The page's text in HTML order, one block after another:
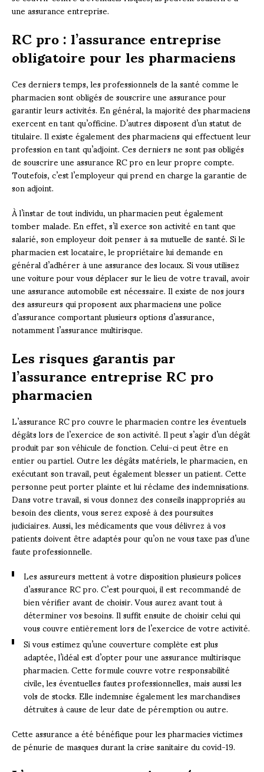
une assurance entreprise.
RC pro : l’assurance entreprise
obligatoire pour les pharmaciens
Ces derniers temps, les professionnels de la santé comme le
pharmacien sont obligés de souscrire une assurance pour
garantir leurs activités. En général, la majorité des pharmaciens
exercent en tant qu’officine. D’autres disposent d’un statut de
titulaire. Il existe également des pharmaciens qui effectuent leur
profession en tant qu’adjoint. Ces derniers ne sont pas obligés
de souscrire une assurance RC pro en leur propre compte.
Toutefois, c’est l’employeur qui prend en charge la garantie de
son adjoint.
À l’instar de tout individu, un pharmacien peut également
tomber malade. En effet, s’il exerce son activité en tant que
salarié, son employeur doit penser à sa mutuelle de santé. Si le
pharmacien est locataire, le propriétaire lui demande en
général d’adhérer à une assurance des locaux. Si vous utilisez
une voiture pour vous déplacer sur le lieu de votre travail, avoir
une assurance automobile est nécessaire. Il existe de nos jours
des assureurs qui proposent aux pharmaciens une police
d’assurance comportant plusieurs options d’assurance,
notamment l’assurance multirisque.
Les risques garantis par
l’assurance entreprise RC pro
pharmacien
L’assurance RC pro couvre le pharmacien contre les éventuels
dégâts lors de l’exercice de son activité. Il peut s’agir d’un dégât
produit par son véhicule de fonction. Celui-ci peut être en
entier ou partiel. Outre les dégâts matériels, le pharmacien, en
exécutant son travail, peut également blesser un patient. Cette
personne peut porter plainte et lui réclame des indemnisations.
Dans votre travail, si vous donnez des conseils inappropriés au
besoin des clients, vous serez exposé à des poursuites
judiciaires. Aussi, les médicaments que vous délivrez à vos
patients doivent être adaptés pour qu’on ne vous taxe pas d’une
faute professionnelle.
Les assureurs mettent à votre disposition plusieurs polices
d’assurance RC pro. C’est pourquoi, il est recommandé de
bien vérifier avant de choisir. Vous aurez avant tout à
déterminer vos besoins. Il suffit ensuite de choisir celui qui
vous couvre entièrement lors de l’exercice de votre activité.
Si vous estimez qu’une couverture complète est plus
adaptée, l’idéal est d’opter pour une assurance multirisque
pharmacien. Cette formule couvre votre responsabilité
civile, les éventuelles fautes professionnelles, mais aussi les
vols de stocks. Elle indemnise également les marchandises
détruites à cause de leur date de péremption ou autre.
Cette assurance a été bénéfique pour les pharmacies victimes
de pénurie de masques durant la crise sanitaire du covid-19.